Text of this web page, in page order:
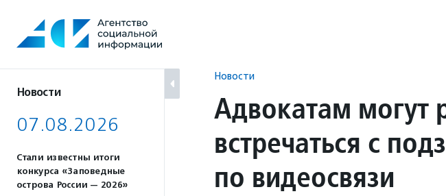
содержанию
Новости
07.08.2026
Стали известны итоги
конкурса «Заповедные
острова России — 2026»
Новости
Адвокатам могут
встречаться с
по видеосвязи